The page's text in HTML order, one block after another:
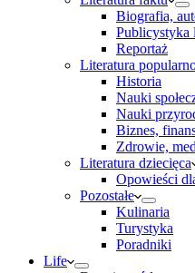
Biografia,
Publicystyka
Reportaż
Literatura
Historia
Nauki
Nauki
Biznes,
Zdrowie,
Literatura dziecięca
Opowieści
Pozostałe
Kulinaria
Turystyka
Poradniki
Life